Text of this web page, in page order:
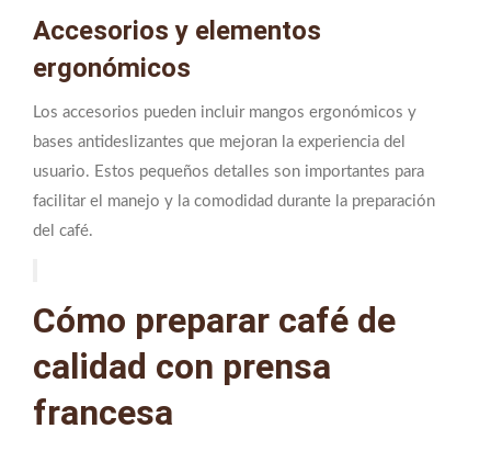
Accesorios y elementos
ergonómicos
Los accesorios pueden incluir mangos ergonómicos y
bases antideslizantes que mejoran la experiencia del
usuario. Estos pequeños detalles son importantes para
facilitar el manejo y la comodidad durante la preparación
del café.
Cómo preparar café de
calidad con prensa
francesa